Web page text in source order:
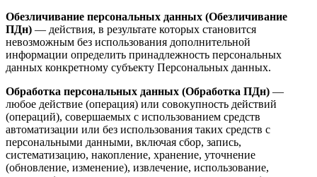
Обезличивание персональных данных (Обезличивание
ПДн) — действия, в результате которых становится
невозможным без использования дополнительной
информации определить принадлежность персональных
данных конкретному субъекту Персональных данных.
Обработка персональных данных (Обработка ПДн) —
любое действие (операция) или совокупность действий
(операций), совершаемых с использованием средств
автоматизации или без использования таких средств с
персональными данными, включая сбор, запись,
систематизацию, накопление, хранение, уточнение
(обновление, изменение), извлечение, использование,